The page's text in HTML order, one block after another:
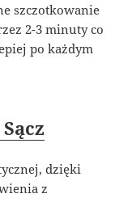
szczotkowanie
2-3 minuty co
po każdym
dzięki
z